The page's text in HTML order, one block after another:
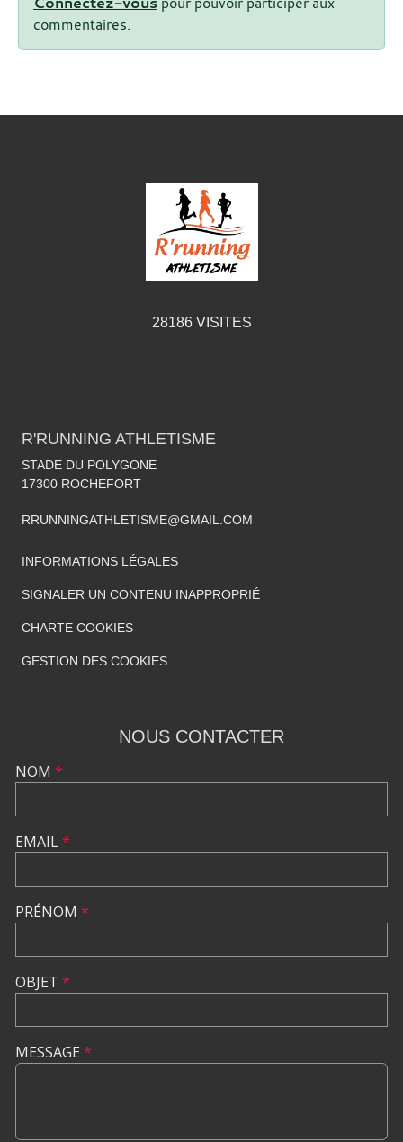
commentaires.
28186VISITES
R'RUNNING ATHLETISME
STADE DU POLYGONE
17300 ROCHEFORT
RRUNNINGATHLETISME@GMAIL.COM
INFORMATIONS LÉGALES
SIGNALER UN CONTENU INAPPROPRIÉ
CHARTE COOKIES
GESTION DES COOKIES
NOUS CONTACTER
NOM *
EMAIL*
PRÉNOM *
OBJET *
MESSAGE *